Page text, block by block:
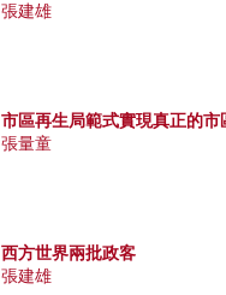
張建雄
市區再生局範式實現真正的市
張量童
西方世界兩批政客
張建雄